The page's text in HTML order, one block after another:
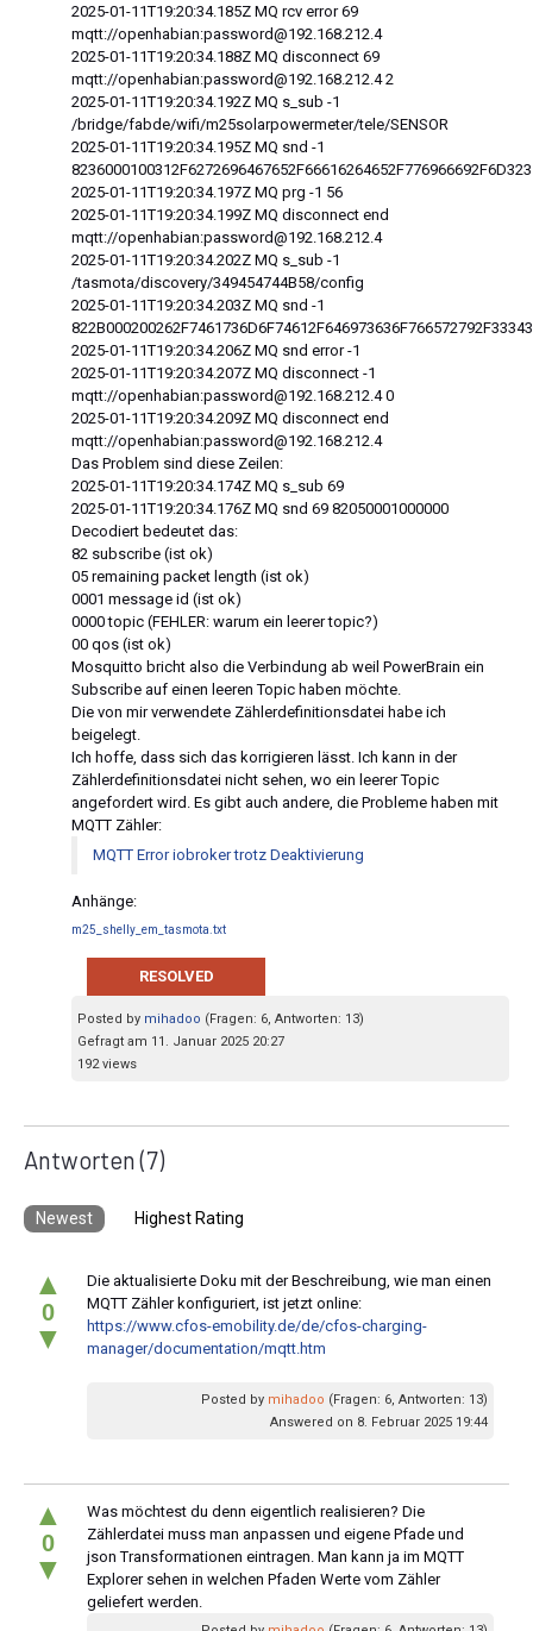
2025-01-11T19:20:34.185Z MQ rcv error 69
mqtt://openhabian:password@192.168.212.4
2025-01-11T19:20:34.188Z MQ disconnect 69
mqtt://openhabian:password@192.168.212.4 2
2025-01-11T19:20:34.192Z MQ s_sub -1
/bridge/fabde/wifi/m25solarpowermeter/tele/SENSOR
2025-01-11T19:20:34.195Z MQ snd -1
2025-01-11T19:20:34.197Z MQ prg -1 56
2025-01-11T19:20:34.199Z MQ disconnect end
mqtt://openhabian:password@192.168.212.4
2025-01-11T19:20:34.202Z MQ s_sub -1
/tasmota/discovery/349454744B58/config
2025-01-11T19:20:34.203Z MQ snd -1
2025-01-11T19:20:34.206Z MQ snd error -1
2025-01-11T19:20:34.207Z MQ disconnect -1
mqtt://openhabian:password@192.168.212.4 0
2025-01-11T19:20:34.209Z MQ disconnect end
mqtt://openhabian:password@192.168.212.4
Das Problem sind diese Zeilen:
2025-01-11T19:20:34.174Z MQ s_sub 69
2025-01-11T19:20:34.176Z MQ snd 69 82050001000000
Decodiert bedeutet das:
82 subscribe (ist ok)
05 remaining packet length (ist ok)
0001 message id (ist ok)
0000 topic (FEHLER: warum ein leerer topic?)
00 qos (ist ok)
Mosquitto bricht also die Verbindung ab weil PowerBrain ein
Subscribe auf einen leeren Topic haben möchte.
Die von mir verwendete Zählerdefinitionsdatei habe ich
beigelegt.
Ich hoffe, dass sich das korrigieren lässt. Ich kann in der
Zählerdefinitionsdatei nicht sehen, wo ein leerer Topic
angefordert wird. Es gibt auch andere, die Probleme haben mit
MQTT Zähler:
MQTT Error iobroker trotz Deaktivierung
Anhänge:
m25_shelly_em_tasmota.txt
RESOLVED
Posted by mihadoo (Fragen: 6, Antworten: 13)
Gefragt am 11. Januar 2025 20:27
192 views
Antworten(7)
Newest Highest Rating
▲
0
▼
Die aktualisierte Doku mit der Beschreibung, wie man einen
MQTT Zähler konfiguriert, ist jetzt online:
https://www.cfos-emobility.de/de/cfos-charging-
manager/documentation/mqtt.htm
Posted by mihadoo (Fragen: 6, Antworten: 13)
Answered on 8. Februar 2025 19:44
▲
0
▼
Was möchtest du denn eigentlich realisieren? Die
Zählerdatei muss man anpassen und eigene Pfade und
json Transformationen eintragen. Man kann ja im MQTT
Explorer sehen in welchen Pfaden Werte vom Zähler
geliefert werden.